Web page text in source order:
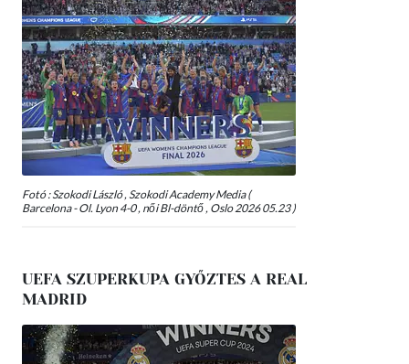
Fotó : Szokodi László , Szokodi Academy Media (
Barcelona - Ol. Lyon 4-0 , női Bl-döntő , Oslo 2026 05.23 )
UEFA SZUPERKUPA GYŐZTES A REAL
MADRID